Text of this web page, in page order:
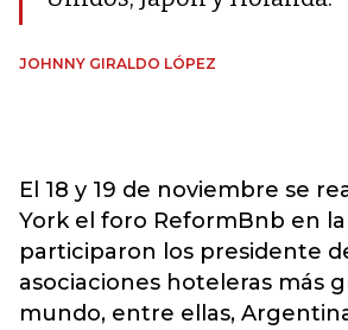
JOHNNY GIRALDO LÓPEZ
El 18 y 19 de noviembre se
York el foro ReformBnb en
participaron los presidente
asociaciones hoteleras más
mundo, entre ellas,